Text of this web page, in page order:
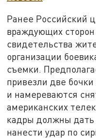
Ранее Российский
враждующих
свидетельства
организации
съемки.
привезли две
и намереваются
американских
кадры должны дать
нанести удар по